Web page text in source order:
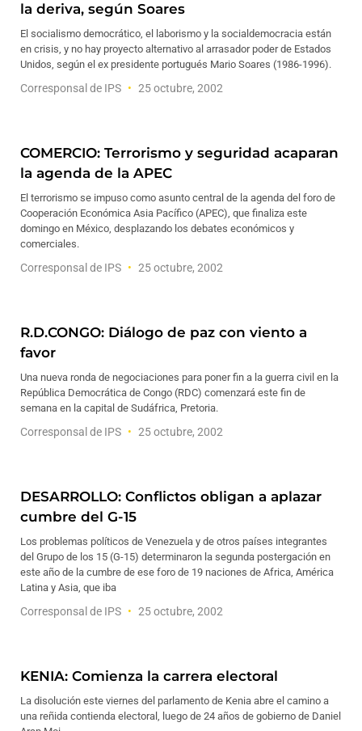
la deriva, según Soares
El socialismo democrático, el laborismo y la socialdemocracia están
en crisis, y no hay proyecto alternativo al arrasador poder de Estados
Unidos, según el ex presidente portugués Mario Soares (1986-1996).
Corresponsal de IPS 25 octubre, 2002
COMERCIO: Terrorismo y seguridad acaparan
la agenda de la APEC
El terrorismo se impuso como asunto central de la agenda del foro de
Cooperación Económica Asia Pacífico (APEC), que finaliza este
domingo en México, desplazando los debates económicos y
comerciales.
Corresponsal de IPS 25 octubre, 2002
R.D.CONGO: Diálogo de paz con viento a
favor
Una nueva ronda de negociaciones para poner fin a la guerra civil en la
República Democrática de Congo (RDC) comenzará este fin de
semana en la capital de Sudáfrica, Pretoria.
Corresponsal de IPS 25 octubre, 2002
DESARROLLO: Conflictos obligan a aplazar
cumbre del G-15
Los problemas políticos de Venezuela y de otros países integrantes
del Grupo de los 15 (G-15) determinaron la segunda postergación en
este año de la cumbre de ese foro de 19 naciones de Africa, América
Latina y Asia, que iba
Corresponsal de IPS 25 octubre, 2002
KENIA: Comienza la carrera electoral
La disolución este viernes del parlamento de Kenia abre el camino a
una reñida contienda electoral, luego de 24 años de gobierno de Daniel